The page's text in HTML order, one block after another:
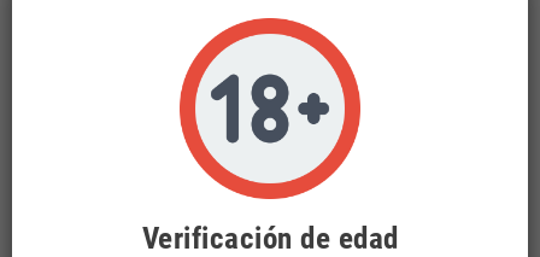
Verificación de edad